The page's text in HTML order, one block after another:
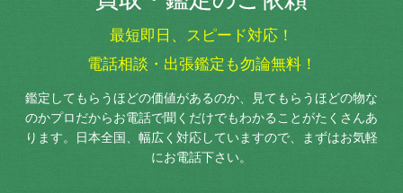
最短即日、スピード対応！
電話相談・出張鑑定も勿論無料！
鑑定してもらうほどの価値があるのか、見てもらうほどの物な
のかプロだからお電話で聞くだけでもわかることがたくさんあ
ります。
日本全国、幅広く対応していますので、まずはお気軽
にお電話下さい。